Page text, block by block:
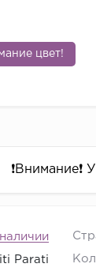
цвет!
❗️Внимание❗️
Parati